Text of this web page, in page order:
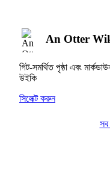
An Otter
গিট-সমর্থিত পৃষ্ঠা এবং
উইকি
সিলেক্ট করুন
সব